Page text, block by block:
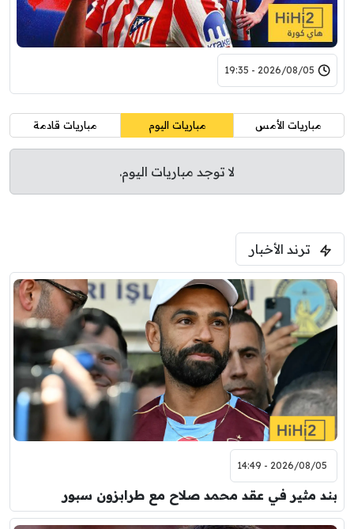
2026/08/05 - 19:35
مباريات الأمس مباريات اليوم مباريات قادمة
لا توجد مباريات اليوم.
ترند الأخبار
2026/08/05 - 14:49
بند مثير في عقد محمد صلاح مع طرابزون سبور